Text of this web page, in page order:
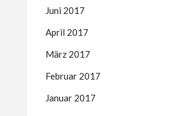
Juni 2017
April 2017
März 2017
Februar 2017
Januar 2017